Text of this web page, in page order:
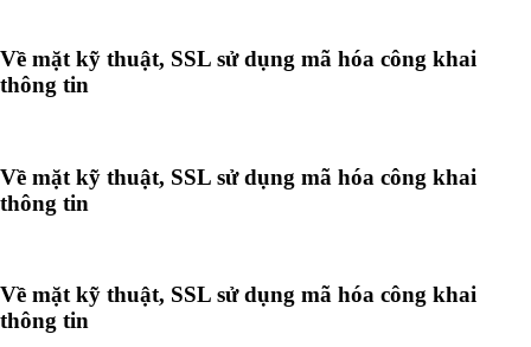
Về mặt kỹ thuật, SSL sử dụng mã hóa công khai
thông tin
Về mặt kỹ thuật, SSL sử dụng mã hóa công khai
thông tin
Về mặt kỹ thuật, SSL sử dụng mã hóa công khai
thông tin